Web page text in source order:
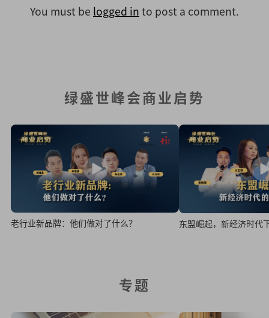
You must be logged in to post a comment.
绿盛世峰会商业启势
老行业新品牌：他们做对了什么？ 东盟崛起，新经济时代
专题